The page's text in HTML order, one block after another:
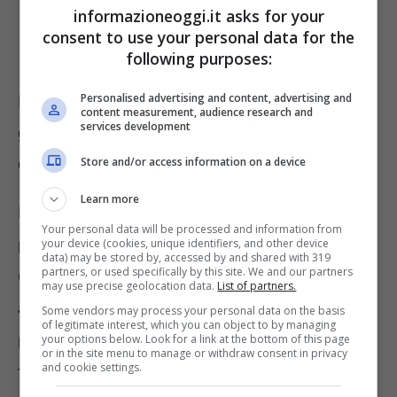
Pronti nuovi stage europei per
giovani che amano le sfide, i requisiti
da possedere
Per partecipare a questo interessante
progetto formativo, è necessario far parte di
uno degli stati membri che hanno aderito
all’EDA. Detto ciò, entrando nei requisiti più
personali, è fondamentale avere una laurea
triennale e conoscere la lingua inglese.
informazioneoggi.it asks for your
consent to use your personal data for the
following purposes:
Personalised advertising and content, advertising and
content measurement, audience research and
services development
Store and/or access information on a device
Learn more
Your personal data will be processed and information from
your device (cookies, unique identifiers, and other device
data) may be stored by, accessed by and shared with 319
partners, or used specifically by this site. We and our partners
may use precise geolocation data. List of partners.
Some vendors may process your personal data on the basis
of legitimate interest, which you can object to by managing
your options below. Look for a link at the bottom of this page
or in the site menu to manage or withdraw consent in privacy
and cookie settings.